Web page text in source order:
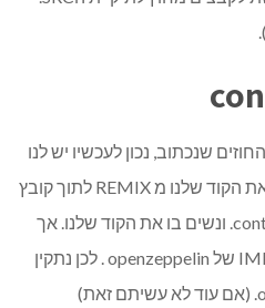
שנכתוב, נכון לעכשיו יש לנו
חוזה פשוט עבור NFT . נעתיק את הקוד שלנו מ REMIX לתוך קובץ
חדש שניצור בתיקיית ה- contracts. ונשים בו את הקוד שלנו. אך
יהיה לנו כמה שגיאות בIMPORTS של openzeppelin . לכן נתקין